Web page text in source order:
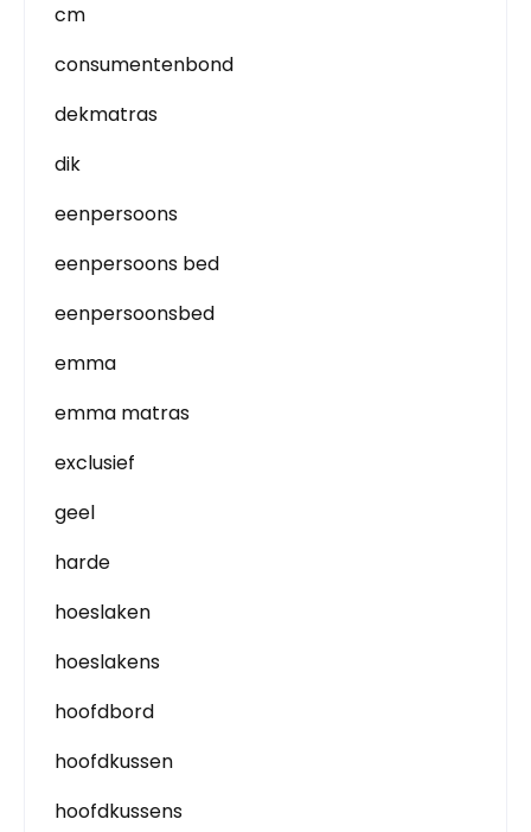
cm
consumentenbond
dekmatras
dik
eenpersoons
eenpersoons bed
eenpersoonsbed
emma
emma matras
exclusief
geel
harde
hoeslaken
hoeslakens
hoofdbord
hoofdkussen
hoofdkussens